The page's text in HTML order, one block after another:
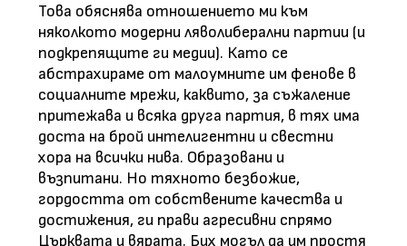
Това обяснява отношението ми към
няколкото модерни ляволиберални партии (и
подкрепящите ги медии). Като се
абстрахираме от малоумните им фенове в
социалните мрежи, каквито, за съжаление
притежава и всяка друга партия, в тях има
доста на брой интелигентни и свестни
хора на всички нива. Образовани и
възпитани. Но тяхното безбожие,
гордостта от собствените качества и
достижения, ги прави агресивни спрямо
Църквата и вярата. Бих могъл да им простя